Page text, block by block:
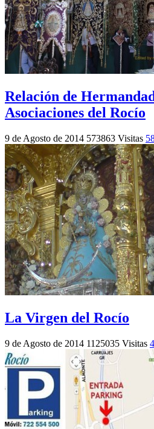
Relación de
Asociaciones del Rocío
9 de Agosto de 2014 573863 Visitas
La Virgen del Rocío
9 de Agosto de 2014 1125035 Visitas